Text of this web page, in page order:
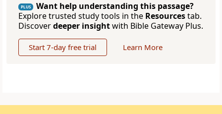
PLUS
Want help understanding this passage?
Explore trusted study tools in the Resourcestab.
Discoverdeeper insightwith Bible Gateway Plus.
Start 7-day free trial Learn More